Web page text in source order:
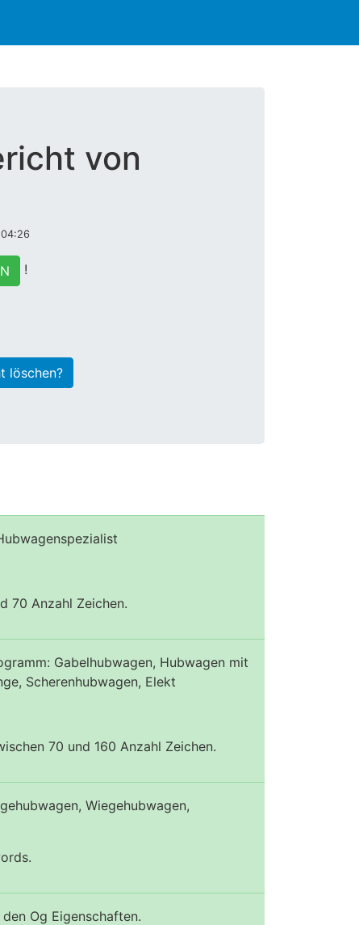
von
!
löschen?
70 Anzahl Zeichen.
Gabelhubwagen, Hubwagen mit
Scherenhubwagen, Elekt
70 und 160 Anzahl Zeichen.
Wiegehubwagen,
Og Eigenschaften.